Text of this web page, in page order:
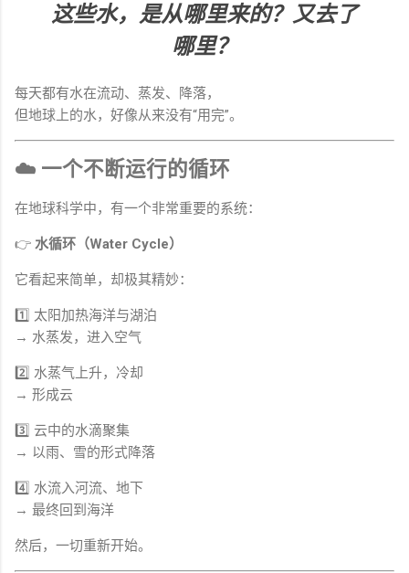
这些水，是从哪里来的？又去了
哪里？
每天都有水在流动、蒸发、降落，
但地球上的水，好像从来没有“用完”。
☁️ 一个不断运行的循环
在地球科学中，有一个非常重要的系统：
👉 水循环（Water Cycle）
它看起来简单，却极其精妙：
1️⃣ 太阳加热海洋与湖泊
→ 水蒸发，进入空气
2️⃣ 水蒸气上升，冷却
→ 形成云
3️⃣ 云中的水滴聚集
→ 以雨、雪的形式降落
4️⃣ 水流入河流、地下
→ 最终回到海洋
然后，一切重新开始。